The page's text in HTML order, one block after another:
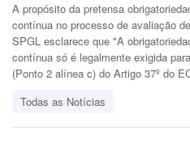
A propósito da pretensa
contínua no processo de avaliação
SPGL esclarece que "A
contínua só é legalmente exigida
(Ponto 2 alínea c) do Artigo 37º do
Todas as Notícias